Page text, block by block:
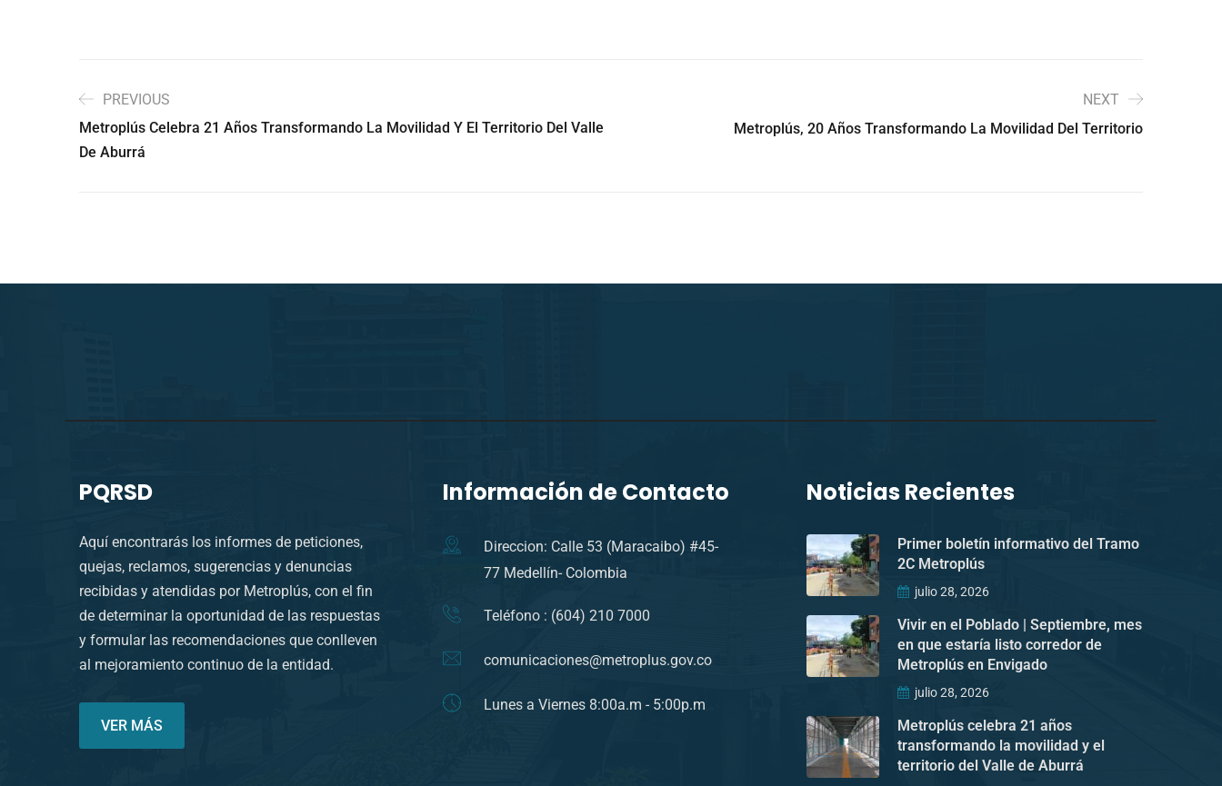
PREVIOUS
Metroplús Celebra 21 Años Transformando La Movilidad Y El Territorio Del Valle
De Aburrá
NEXT
Metroplús, 20 Años Transformando La Movilidad Del Territorio
PQRSD
Aquí encontrarás los informes de peticiones,
quejas, reclamos, sugerencias y denuncias
recibidas y atendidas por Metroplús, con el fin
de determinar la oportunidad de las respuestas
y formular las recomendaciones que conlleven
al mejoramiento continuo de la entidad.
VER MÁS
Información de Contacto
Direccion: Calle 53 (Maracaibo) #45-
77 Medellín- Colombia
Teléfono : (604) 210 7000
comunicaciones@metroplus.gov.co
Lunes a Viernes 8:00a.m - 5:00p.m
Noticias Recientes
Primer boletín informativo del Tramo
2C Metroplús
julio 28, 2026
Vivir en el Poblado | Septiembre, mes
en que estaría listo corredor de
Metroplús en Envigado
julio 28, 2026
Metroplús celebra 21 años
transformando la movilidad y el
territorio del Valle de Aburrá